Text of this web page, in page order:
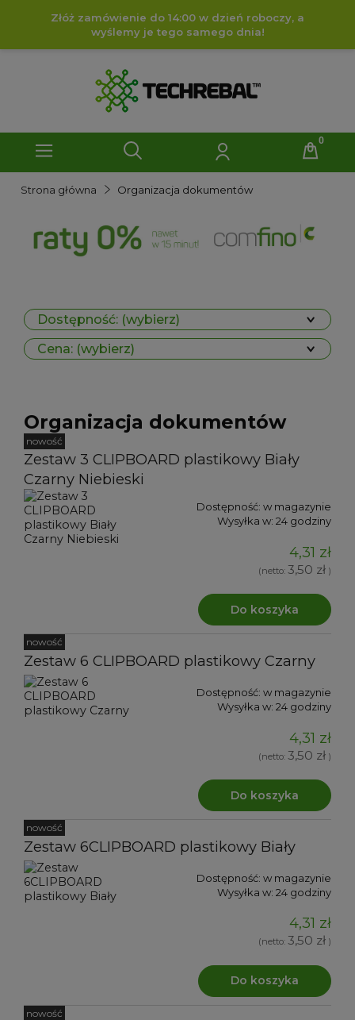
Złóż zamówienie do 14:00 w dzień roboczy, a
wyślemy je tego samego dnia!
Strona główna Organizacja dokumentów
Dostępność: (wybierz)
Cena: (wybierz)
Organizacja dokumentów
Zestaw 3 CLIPBOARD plastikowy Biały
Czarny Niebieski
Dostępność: w magazynie
Wysyłka w: 24 godziny
4,31 zł
(netto: 3,50 zł )
Do koszyka
nowość
Zestaw 6 CLIPBOARD plastikowy Czarny
Dostępność: w magazynie
Wysyłka w: 24 godziny
4,31 zł
(netto: 3,50 zł )
Do koszyka
nowość
Zestaw 6CLIPBOARD plastikowy Biały
Dostępność: w magazynie
Wysyłka w: 24 godziny
4,31 zł
(netto: 3,50 zł )
Do koszyka
nowość
nowość